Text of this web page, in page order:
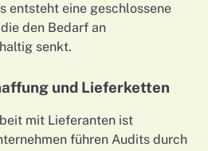
entsteht eine geschlossene
den Bedarf an
senkt.
und Lieferketten
mit Lieferanten ist
führen Audits durch